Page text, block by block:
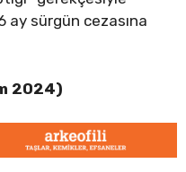
ay sürgün cezasına
2024)